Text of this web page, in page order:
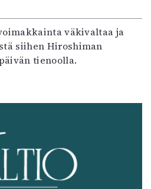
väkivaltaa ja
siihen Hiroshiman
tienoolla.